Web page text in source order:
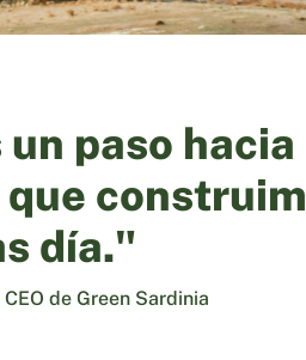
paso
día."
de Green Sardinia